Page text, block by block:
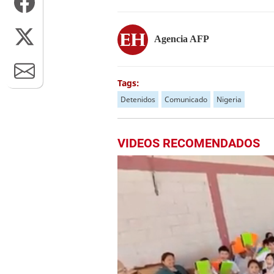
Agencia AFP
Tags:
Detenidos Comunicado Nigeria
VIDEOS RECOMENDADOS